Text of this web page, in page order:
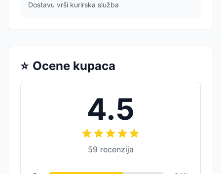
Dostavu vrši kurirska služba
⭐ Ocene kupaca
4.5
59 recenzija